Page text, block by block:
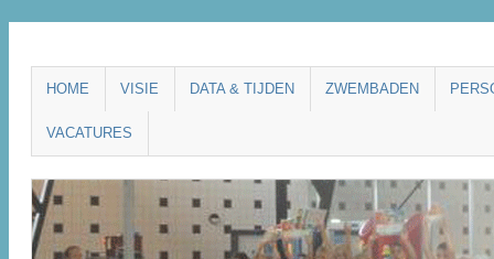
Main menu
SKIP
TO
CONTENT
HOME VISIE DATA & TIJDEN ZWEMBADEN
VACATURES